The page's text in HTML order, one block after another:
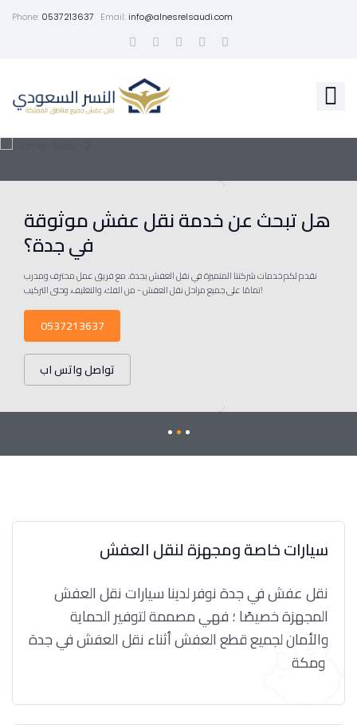
Phone: 0537213637 Email:info@alnesrelsaudi.com
هل تبحث عن خدمة نقل عفش موثوقة
في جدة؟
نقدم لكم خدمات شركتنا المتميزة في نقل العفش بجدة. مع فريق عمل محترف ومدرب
تمامًا على جميع مراحل نقل العفش - من الفك، والتغليف، وحتى التركيب!
0537213637
تواصل واتس اب
سيارات خاصة ومجهزة لنقل العفش
نقل عفش في جدة نوفر لدينا سيارات نقل العفش
المجهزة خصيصًا ؛ فهي مصممة لتوفير الحماية
والأمان لجميع قطع العفش أثناء نقل العفش في جدة